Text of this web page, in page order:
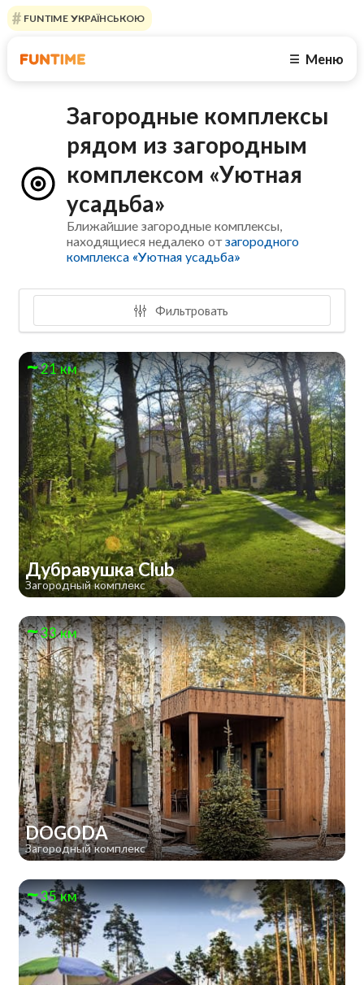
FUNTIME УКРАЇНСЬКОЮ
☰ Меню
Загородные комплексы
рядом из загородным
комплексом «Уютная
усадьба»
Ближайшие загородные комплексы,
находящиеся недалеко отзагородного
комплекса «Уютная усадьба»
Фильтровать
21 км
Дубравушка Club
Загородный комплекс
33 км
DOGODA
Загородный комплекс
35 км